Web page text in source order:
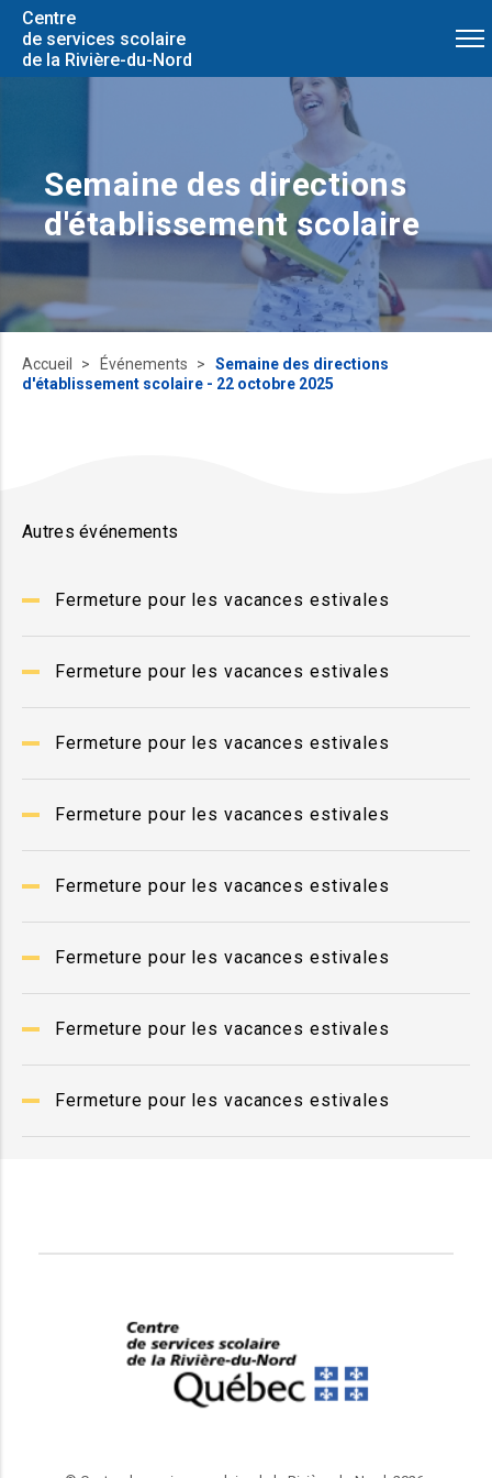
Centre
de services scolaire
de la Rivière-du-Nord
Semaine des directions
d'établissement scolaire
Autres événements
Fermeture pour les vacances estivales
Fermeture pour les vacances estivales
Fermeture pour les vacances estivales
Fermeture pour les vacances estivales
Fermeture pour les vacances estivales
Fermeture pour les vacances estivales
Fermeture pour les vacances estivales
Fermeture pour les vacances estivales
Accueil Événements
Semaine des directions
d'établissement scolaire - 22 octobre 2025